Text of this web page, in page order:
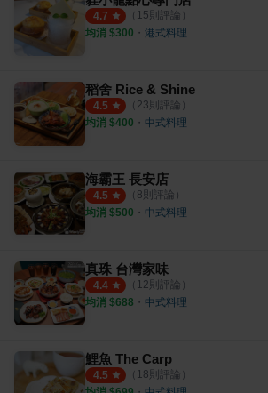
4.7 （ 15則評論）
均消 $300 ・ 港式料理
稻舍 Rice & Shine
4.5 （ 23則評論）
均消 $400 ・ 中式料理
海霸王 長安店
4.5 （ 8則評論）
均消 $500 ・ 中式料理
真珠 台灣家味
4.4 （ 12則評論）
均消 $688 ・ 中式料理
鯉魚 The Carp
4.5 （ 18則評論）